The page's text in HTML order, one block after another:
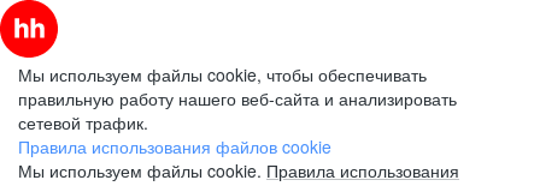
Мы используем файлы cookie, чтобы обеспечивать
правильную работу нашего веб-сайта и анализировать
сетевой трафик.
Правила использования файлов cookie
Мы используем файлы cookie. Правила использования